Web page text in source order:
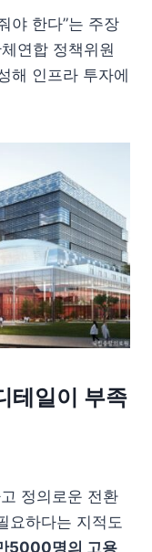
야 한다”는 주장
연합 정책위원
해 인프라 투자에
테일이 부족
정의로운 전환
요하다는 지적도
5000명의 고용